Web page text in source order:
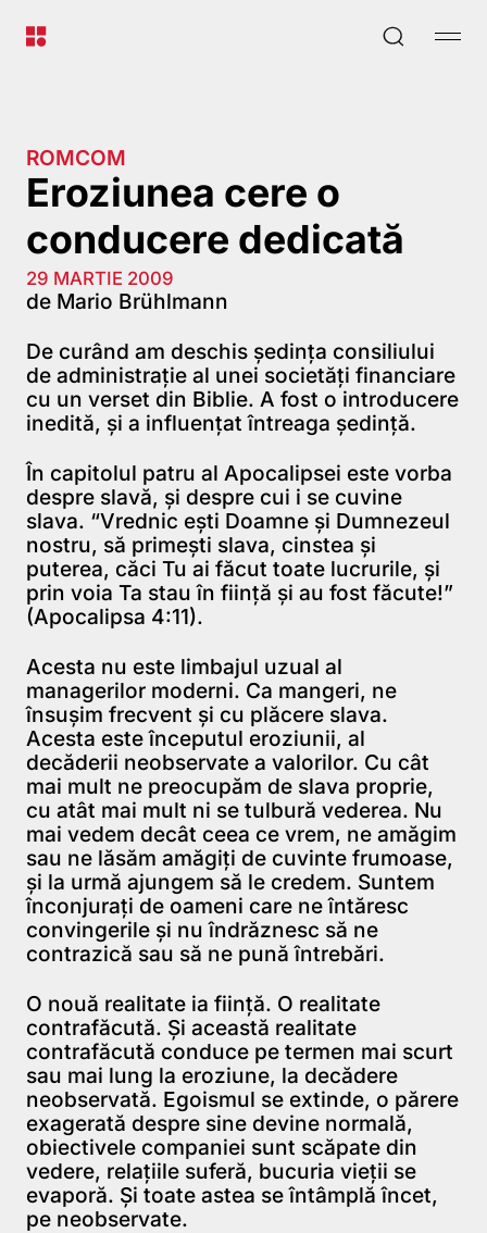
ROMCOM
Eroziunea cere o
conducere dedicată
29 MARTIE 2009
de Mario Brühlmann
De curând am deschis şedinţa consiliului
de administraţie al unei societăţi financiare
cu un verset din Biblie. A fost o introducere
inedită, şi a influenţat întreaga şedinţă.
În capitolul patru al Apocalipsei este vorba
despre slavă, şi despre cui i se cuvine
slava. “Vrednic eşti Doamne şi Dumnezeul
nostru, să primeşti slava, cinstea şi
puterea, căci Tu ai făcut toate lucrurile, şi
prin voia Ta stau în fiinţă şi au fost făcute!”
(Apocalipsa 4:11).
Acesta nu este limbajul uzual al
managerilor moderni. Ca mangeri, ne
însuşim frecvent şi cu plăcere slava.
Acesta este începutul eroziunii, al
decăderii neobservate a valorilor. Cu cât
mai mult ne preocupăm de slava proprie,
cu atât mai mult ni se tulbură vederea. Nu
mai vedem decât ceea ce vrem, ne amăgim
sau ne lăsăm amăgiţi de cuvinte frumoase,
şi la urmă ajungem să le credem. Suntem
înconjuraţi de oameni care ne întăresc
convingerile şi nu îndrăznesc să ne
contrazică sau să ne pună întrebări.
O nouă realitate ia fiinţă. O realitate
contrafăcută. Şi această realitate
contrafăcută conduce pe termen mai scurt
sau mai lung la eroziune, la decădere
neobservată. Egoismul se extinde, o părere
exagerată despre sine devine normală,
obiectivele companiei sunt scăpate din
vedere, relaţiile suferă, bucuria vieţii se
evaporă. Şi toate astea se întâmplă încet,
pe neobservate.